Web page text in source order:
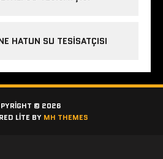
HATUN SU TESISATÇISI
© 2026
LITE BY MH THEMES